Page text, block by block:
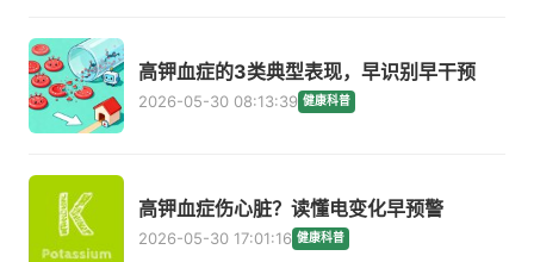
高钾血症的3类典型表现，早识别早干预
2026-05-30 08:13:39 健康科普
高钾血症伤心脏？读懂电变化早预警
2026-05-30 17:01:16 健康科普